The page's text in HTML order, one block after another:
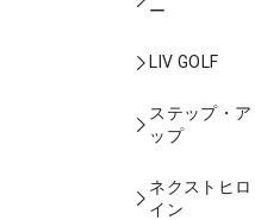
ー
LIV GOLF
ステップ・ア
ップ
ネクストヒロ
イン